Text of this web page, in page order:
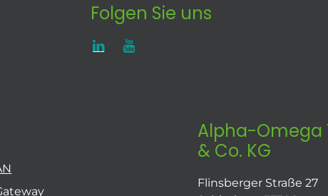
Folgen Sie uns
Alpha-Omega
& Co. KG
Flinsberger Straße 27